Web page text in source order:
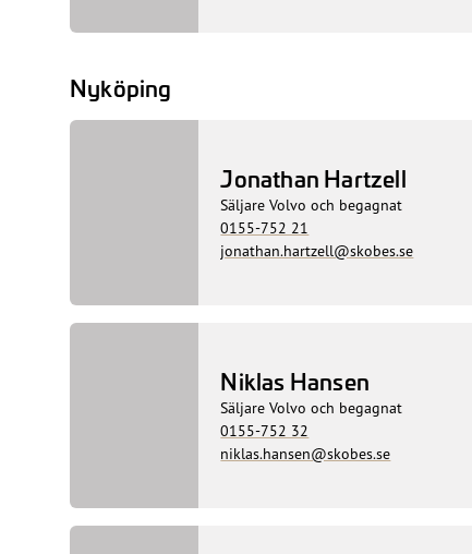
Nyköping
Jonathan Hartzell
Säljare Volvo och begagnat
0155-752 21
jonathan.hartzell@skobes.se
Niklas Hansen
Säljare Volvo och begagnat
0155-752 32
niklas.hansen@skobes.se